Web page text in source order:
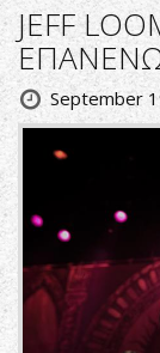
JEFF
September